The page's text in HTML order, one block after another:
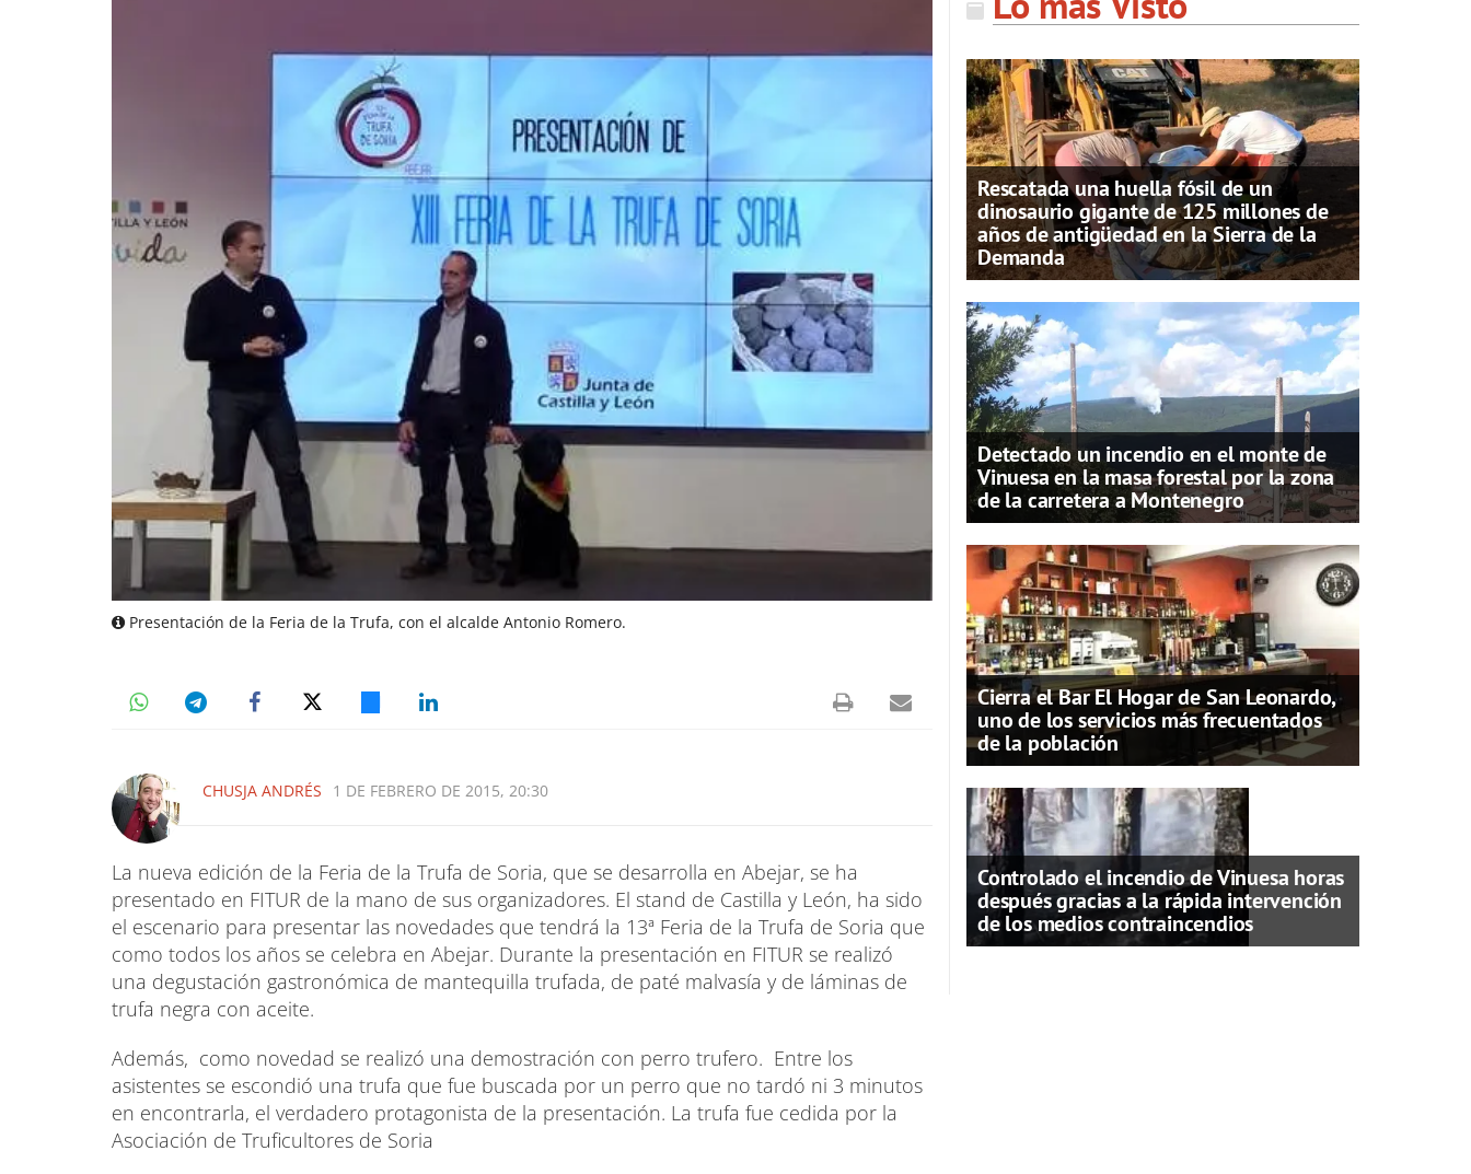
Presentación de la Feria de la Trufa, con el alcalde Antonio Romero.
CHUSJA ANDRÉS 1 DE FEBRERO DE 2015, 20:30
La nueva edición de la Feria de la Trufa de Soria, que se desarrolla en Abejar, se ha
presentado en FITUR de la mano de sus organizadores. El stand de Castilla y León, ha sido
el escenario para presentar las novedades que tendrá la 13ª Feria de la Trufa de Soria que
como todos los años se celebra en Abejar. Durante la presentación en FITUR se realizó
una degustación gastronómica de mantequilla trufada, de paté malvasía y de láminas de
trufa negra con aceite.
Además, como novedad se realizó una demostración con perro trufero. Entre los
asistentes se escondió una trufa que fue buscada por un perro que no tardó ni 3 minutos
en encontrarla, el verdadero protagonista de la presentación. La trufa fue cedida por la
Asociación de Truficultores de Soria
Rescatada una huella fósil de un
dinosaurio gigante de 125 millones de
años de antigüedad en la Sierra de la
Demanda
Detectado un incendio en el monte de
Vinuesa en la masa forestal por la zona
de la carretera a Montenegro
Cierra el Bar El Hogar de San Leonardo,
uno de los servicios más frecuentados
de la población
Controlado el incendio de Vinuesa horas
después gracias a la rápida intervención
de los medios contraincendios